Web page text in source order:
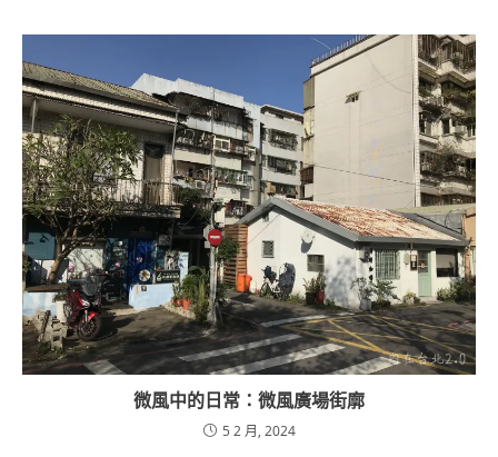
微風中的日常：微風廣場街廓
5 2 月, 2024